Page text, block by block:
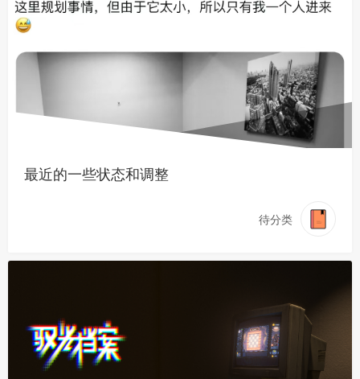
最近的一些状态和调整
待分类